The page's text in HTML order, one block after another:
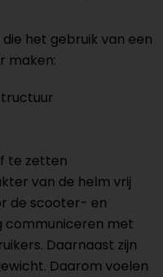
het gebruik van een
maken:
te zetten
van de helm vrij
de scooter- en
communiceren met
Daarnaast zijn
Daarom voelen